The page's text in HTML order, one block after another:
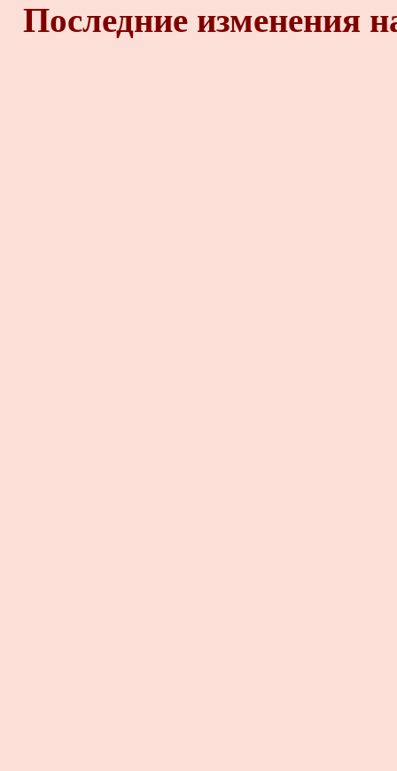
Последние изменения